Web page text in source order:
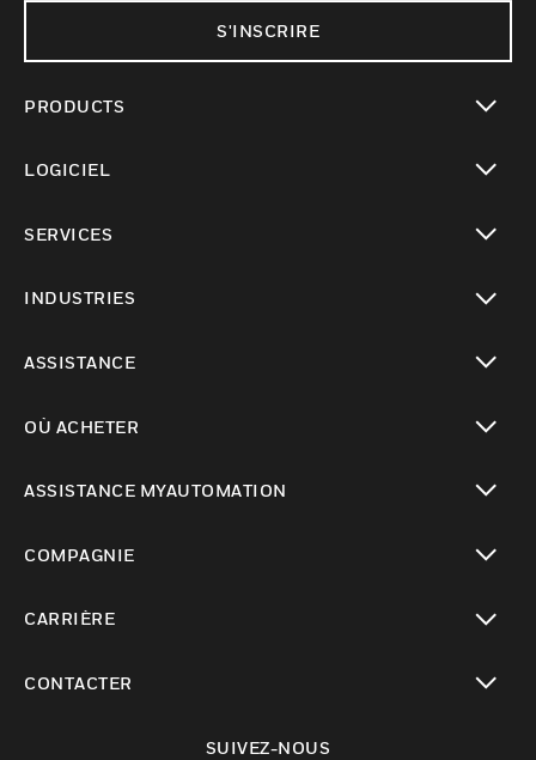
S'INSCRIRE
PRODUCTS
LOGICIEL
SERVICES
INDUSTRIES
ASSISTANCE
OÙ ACHETER
ASSISTANCE MYAUTOMATION
COMPAGNIE
CARRIÈRE
CONTACTER
SUIVEZ-NOUS